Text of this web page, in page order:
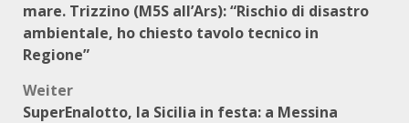
mare. Trizzino (M5S all’Ars): “Rischio di disastro
ambientale, ho chiesto tavolo tecnico in
Regione”
Weiter
SuperEnalotto, la Sicilia in festa: a Messina